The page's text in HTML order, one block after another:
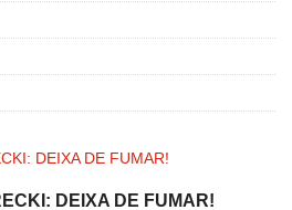
DEIXA DE FUMAR!